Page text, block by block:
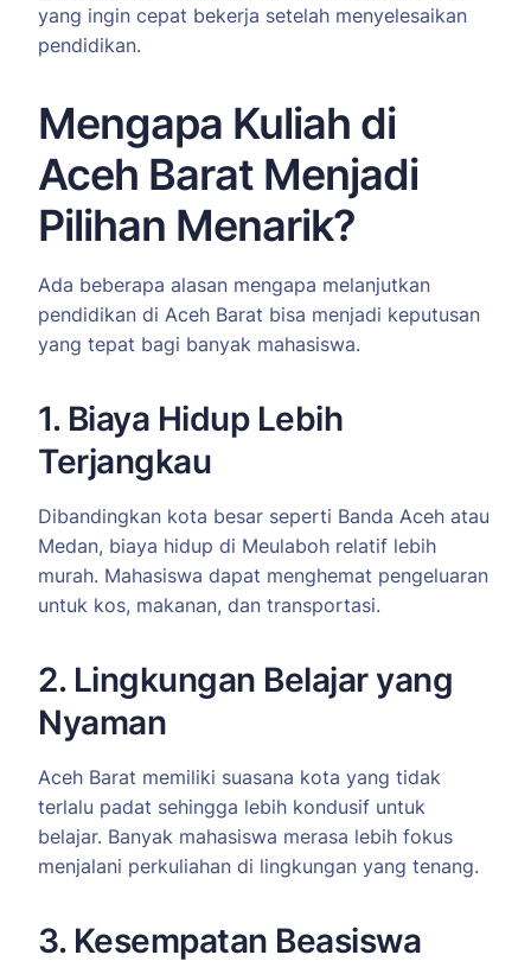
yang ingin cepat bekerja setelah menyelesaikan
pendidikan.
Mengapa Kuliah di
Aceh Barat Menjadi
Pilihan Menarik?
Ada beberapa alasan mengapa melanjutkan
pendidikan di Aceh Barat bisa menjadi keputusan
yang tepat bagi banyak mahasiswa.
1. Biaya Hidup Lebih
Terjangkau
Dibandingkan kota besar seperti Banda Aceh atau
Medan, biaya hidup di Meulaboh relatif lebih
murah. Mahasiswa dapat menghemat pengeluaran
untuk kos, makanan, dan transportasi.
2. Lingkungan Belajar yang
Nyaman
Aceh Barat memiliki suasana kota yang tidak
terlalu padat sehingga lebih kondusif untuk
belajar. Banyak mahasiswa merasa lebih fokus
menjalani perkuliahan di lingkungan yang tenang.
3. Kesempatan Beasiswa